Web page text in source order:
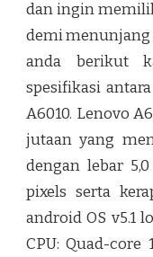
dan ingin
demi menunjang
anda berikut
spesifikasi
A6010. Lenovo
jutaan yang
dengan lebar
pixels serta
android OS v5.1
CPU: Quad-core